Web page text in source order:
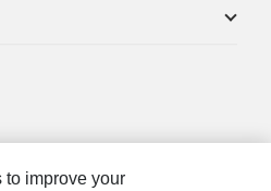
to improve your